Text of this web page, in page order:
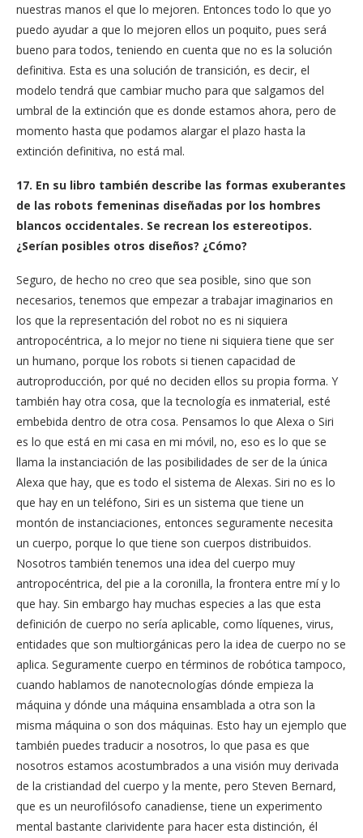
nuestras manos el que lo mejoren. Entonces todo lo que yo
puedo ayudar a que lo mejoren ellos un poquito, pues será
bueno para todos, teniendo en cuenta que no es la solución
definitiva. Esta es una solución de transición, es decir, el
modelo tendrá que cambiar mucho para que salgamos del
umbral de la extinción que es donde estamos ahora, pero de
momento hasta que podamos alargar el plazo hasta la
extinción definitiva, no está mal.
17. En su libro también describe las formas exuberantes
de las robots femeninas diseñadas por los hombres
blancos occidentales. Se recrean los estereotipos.
¿Serían posibles otros diseños? ¿Cómo?
Seguro, de hecho no creo que sea posible, sino que son
necesarios, tenemos que empezar a trabajar imaginarios en
los que la representación del robot no es ni siquiera
antropocéntrica, a lo mejor no tiene ni siquiera tiene que ser
un humano, porque los robots si tienen capacidad de
autroproducción, por qué no deciden ellos su propia forma. Y
también hay otra cosa, que la tecnología es inmaterial, esté
embebida dentro de otra cosa. Pensamos lo que Alexa o Siri
es lo que está en mi casa en mi móvil, no, eso es lo que se
llama la instanciación de las posibilidades de ser de la única
Alexa que hay, que es todo el sistema de Alexas. Siri no es lo
que hay en un teléfono, Siri es un sistema que tiene un
montón de instanciaciones, entonces seguramente necesita
un cuerpo, porque lo que tiene son cuerpos distribuidos.
Nosotros también tenemos una idea del cuerpo muy
antropocéntrica, del pie a la coronilla, la frontera entre mí y lo
que hay. Sin embargo hay muchas especies a las que esta
definición de cuerpo no sería aplicable, como líquenes, virus,
entidades que son multiorgánicas pero la idea de cuerpo no se
aplica. Seguramente cuerpo en términos de robótica tampoco,
cuando hablamos de nanotecnologías dónde empieza la
máquina y dónde una máquina ensamblada a otra son la
misma máquina o son dos máquinas. Esto hay un ejemplo que
también puedes traducir a nosotros, lo que pasa es que
nosotros estamos acostumbrados a una visión muy derivada
de la cristiandad del cuerpo y la mente, pero Steven Bernard,
que es un neurofilósofo canadiense, tiene un experimento
mental bastante clarividente para hacer esta distinción, él